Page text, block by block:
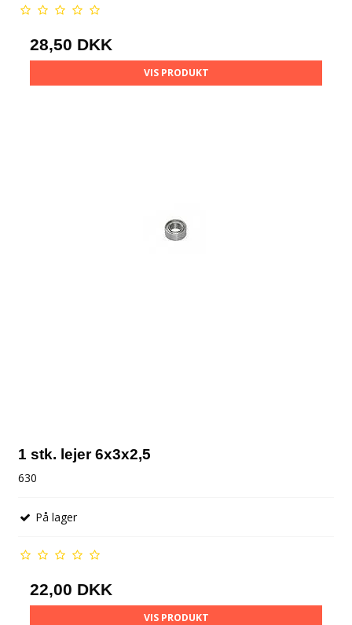
28,50 DKK
VIS PRODUKT
1 stk. lejer 6x3x2,5
630
På lager
22,00 DKK
VIS PRODUKT